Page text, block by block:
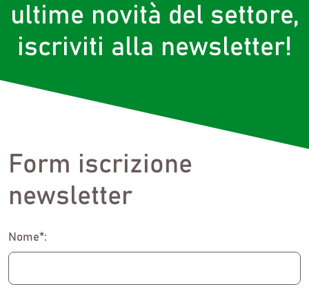
ultime novità del settore,
iscriviti alla newsletter!
Form iscrizione
newsletter
Nome*: